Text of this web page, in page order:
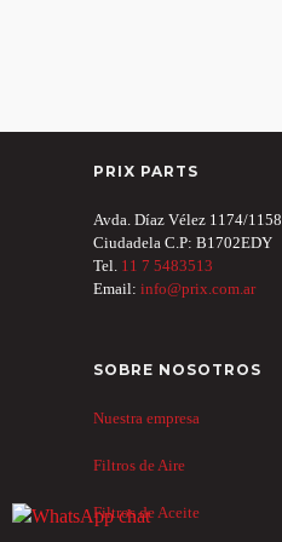
PRIX PARTS
Avda. Díaz Vélez 1174/1158
Ciudadela C.P: B1702EDY
Tel. 11 7 5483513
Email: info@prix.com.ar
SOBRE NOSOTROS
Nuestra empresa
Filtros de Aire
Filtros de Aceite